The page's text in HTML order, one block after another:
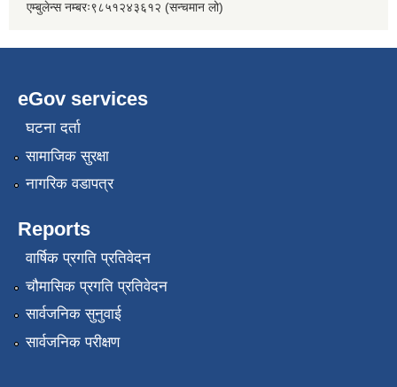
एम्बुलेन्स नम्बरः९८५१२४३६१२ (सन्चमान लो)
eGov services
घटना दर्ता
सामाजिक सुरक्षा
नागरिक वडापत्र
Reports
वार्षिक प्रगति प्रतिवेदन
चौमासिक प्रगति प्रतिवेदन
सार्वजनिक सुनुवाई
सार्वजनिक परीक्षण